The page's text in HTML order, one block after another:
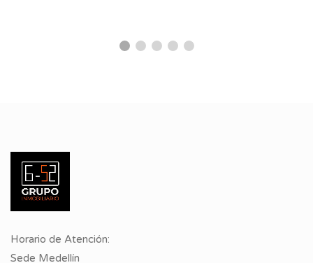
Horario de Atención:
Sede Medellín